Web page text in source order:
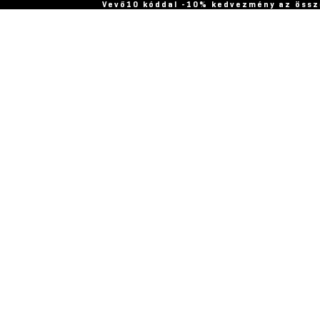
Vevő10 kóddal -10% kedvezmény az